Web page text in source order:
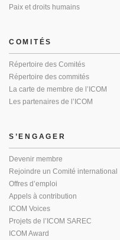
Paix et droits humains
COMITÉS
Répertoire des Comités
Répertoire des commités
La carte de membre de l’ICOM
Les partenaires de l’ICOM
S’ENGAGER
Devenir membre
Rejoindre un Comité international
Offres d’emploi
Appels à contribution
ICOM Voices
Projets de l’ICOM SAREC
ICOM Award